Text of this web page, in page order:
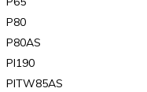
P80
P80AS
PI190
PITW85AS